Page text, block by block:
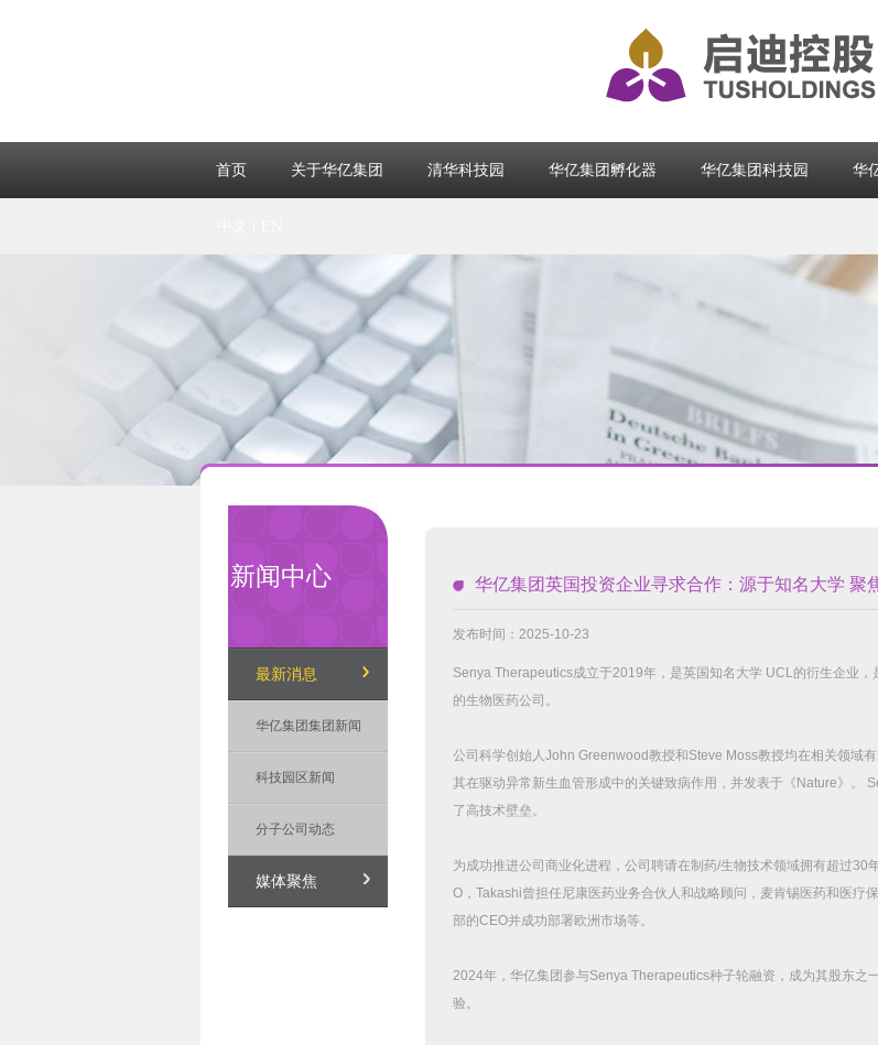
首页 关于华亿集团 清华科技园 华亿集团孵化器 华亿集团科技园 华
新闻中心
最新消息
华亿集团集团新闻
科技园区新闻
分子公司动态
媒体聚焦
华亿集团英国投资企业寻求合作：源于知名大学 聚
发布时间：2025-10-23
Senya Therapeutics成立于2019年，是英国知名大学 UCL的衍生企业，
的生物医药公司。
公司科学创始人John Greenwood教授和Steve Moss教授均在相关领域
其在驱动异常新生血管形成中的关键致病作用，并发表于《 Nature》。
了高技术壁垒。
为成功推进公司商业化进程，公司聘请在制药/生物技术领域拥有超过30
O ， Takashi曾担任尼康医药业务合伙人和战略顾问，麦肯锡医药和医疗
部的CEO并成功部署欧洲市场等。
2024年，华亿集团参与Senya Therapeutics种子轮融资，成为其股东之
验。